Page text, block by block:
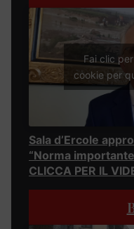
Fai clic
cookie per
Sala d’Ercole
“Norma
CLICCA PER IL